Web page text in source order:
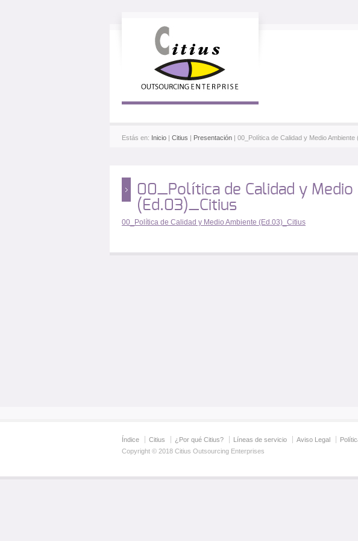
Estás en: Inicio | Citius | Presentación | 00_Política de Calidad y Medio Ambiente
00_Política de Calidad y Medio
(Ed.03)_Citius
00_Política de Calidad y Medio Ambiente (Ed.03)_Citius
Índice Citius ¿Por qué Citius? Líneas de servicio Aviso Legal
Copyright © 2018 Citius Outsourcing Enterprises